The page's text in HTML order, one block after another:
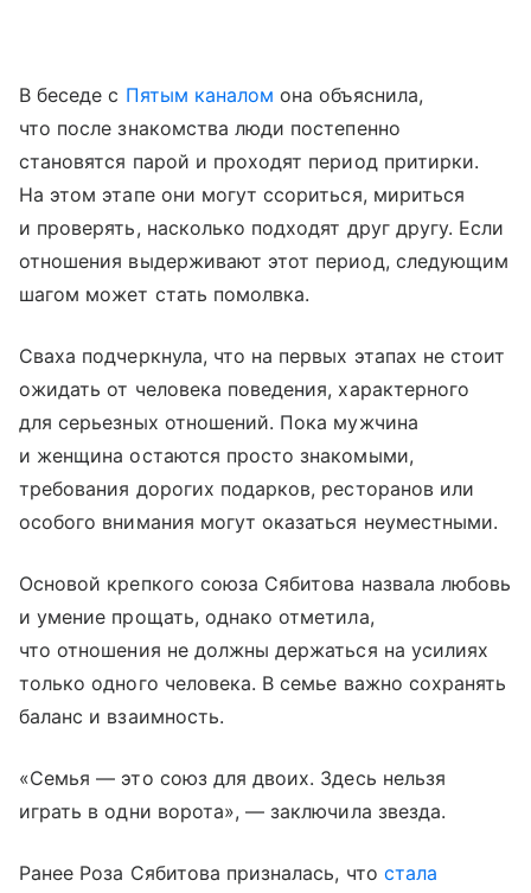
В беседе с Пятым каналом она объяснила,
что после знакомства люди постепенно
становятся парой и проходят период притирки.
На этом этапе они могут ссориться, мириться
и проверять, насколько подходят друг другу. Если
отношения выдерживают этот период, следующим
шагом может стать помолвка.
Сваха подчеркнула, что на первых этапах не стоит
ожидать от человека поведения, характерного
для серьезных отношений. Пока мужчина
и женщина остаются просто знакомыми,
требования дорогих подарков, ресторанов или
особого внимания могут оказаться неуместными.
Основой крепкого союза Сябитова назвала любовь
и умение прощать, однако отметила,
что отношения не должны держаться на усилиях
только одного человека. В семье важно сохранять
баланс и взаимность.
«Семья — это союз для двоих. Здесь нельзя
играть в одни ворота», — заключила звезда.
Ранее Роза Сябитова призналась, что стала